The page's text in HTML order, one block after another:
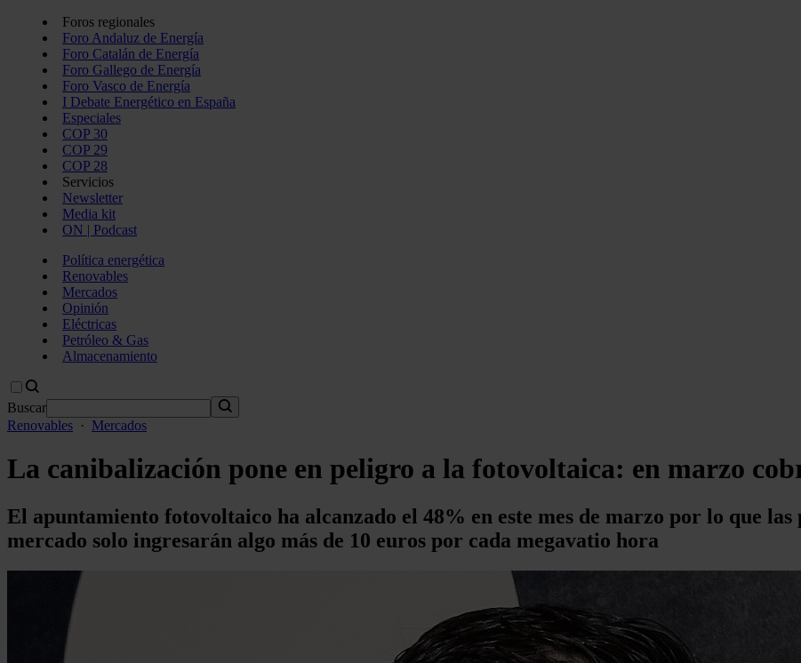
Foros regionales
Foro Andaluz de Energía
Foro Catalán de Energía
Foro Gallego de Energía
Foro Vasco de Energía
I Debate Energético en España
Especiales
COP 30
COP 29
COP 28
Servicios
Newsletter
Media kit
ON | Podcast
Política energética
Renovables
Mercados
Opinión
Eléctricas
Petróleo & Gas
Almacenamiento
Buscar
Renovables · Mercados
La canibalización pone en peligro a la fotovoltaica: en marzo
El apuntamiento fotovoltaico ha alcanzado el 48% en este mes de marzo por lo que
mercado solo ingresarán algo más de 10 euros por cada megavatio hora